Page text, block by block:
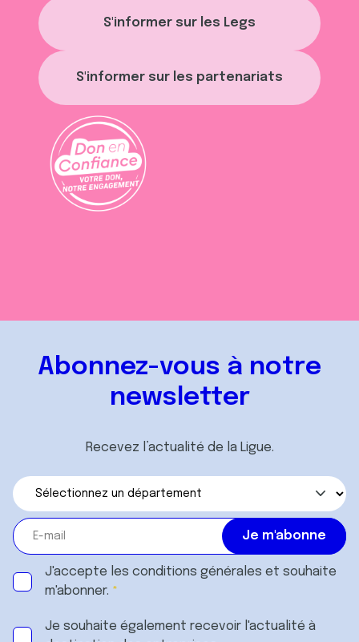
S'informer sur les Legs
S'informer sur les partenariats
Abonnez-vous à notre
newsletter
Recevez l’actualité de la Ligue.
J'accepte les conditions générales et souhaite
m'abonner.
Je souhaite également recevoir l'actualité à